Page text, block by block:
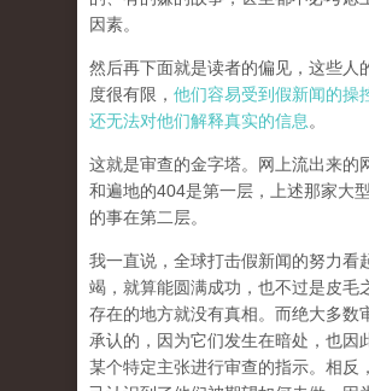
因素。
然后再下面就是读者的偏见，这些人
度很有限， 他们容易受到假新闻的操
还无法对他们解释真实的信息 。
这就是审查的金字塔。网上流出来的
和遍地的404是第一层，上述那家大
的事在第二层。
我一直说，全球打击假新闻的努力看
竭，就算能圆满成功，也不过是皮毛
存在的地方就没有真相。而绝大多数
承认的，因为它们发生在暗处，也因
某个特定主张进行审查的指示。相反